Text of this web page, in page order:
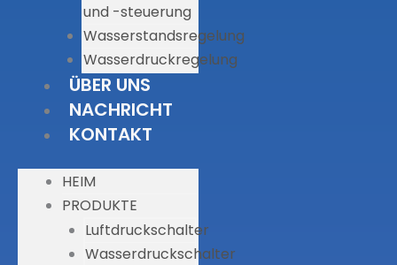
und -steuerung
Wasserstandsregelung
Wasserdruckregelung
ÜBER UNS
NACHRICHT
KONTAKT
HEIM
PRODUKTE
Luftdruckschalter
Wasserdruckschalter